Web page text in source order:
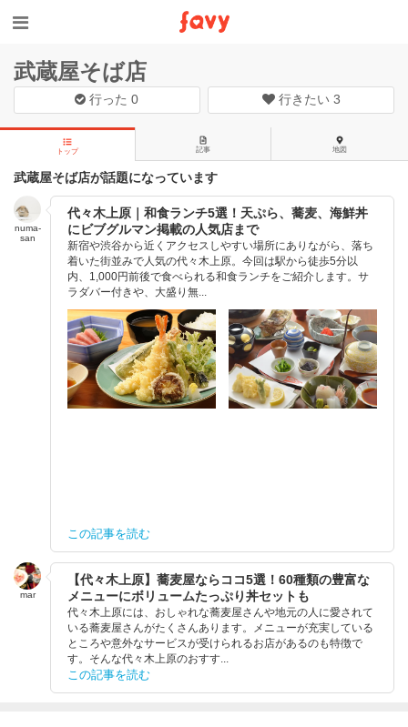
武蔵屋そば店
行った0 行きたい 3
トップ 記事 地図
武蔵屋そば店が話題になっています
numa-
san
代々木上原｜和食ランチ5選！天ぷら、蕎麦、海鮮丼
にビブグルマン掲載の人気店まで
新宿や渋谷から近くアクセスしやすい場所にありながら、落ち
着いた街並みで人気の代々木上原。今回は駅から徒歩5分以
内、1,000円前後で食べられる和食ランチをご紹介します。サ
ラダバー付きや、大盛り無...
この記事を読む
mar
【代々木上原】蕎麦屋ならココ5選！60種類の豊富な
メニューにボリュームたっぷり丼セットも
代々木上原には、おしゃれな蕎麦屋さんや地元の人に愛されて
いる蕎麦屋さんがたくさんあります。メニューが充実している
ところや意外なサービスが受けられるお店があるのも特徴で
す。そんな代々木上原のおすす...
この記事を読む